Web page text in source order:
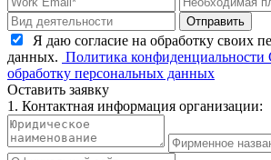
Отправить
Я даю согласие на обработку своих
данных. Политика конфиденциальности
обработку персональных данных
Оставить заявку
1. Контактная информация организации: